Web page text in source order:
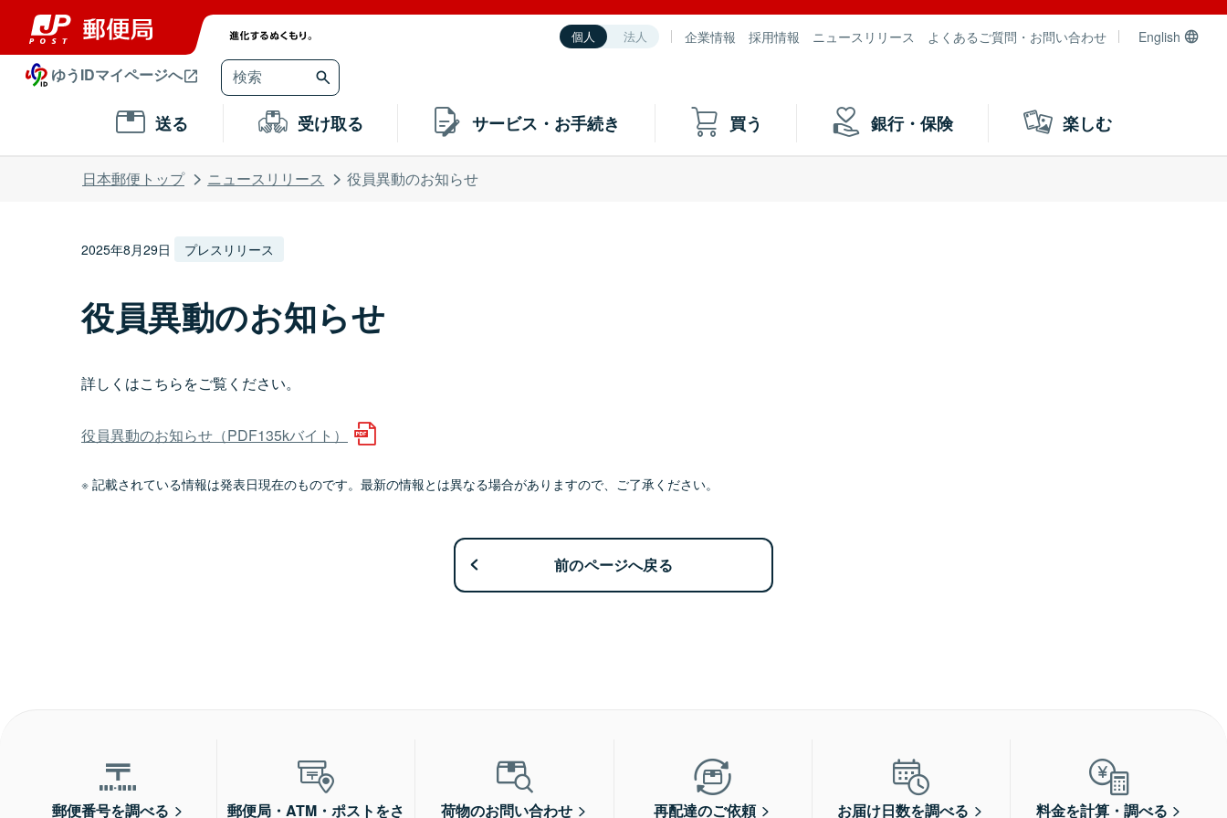
個人 法人 企業情報 採用情報 ニュースリリース よくあるご質問・お問い合わせ English
ゆうIDマイページへ
送る 受け取る サービス・お手続き 買う 銀行・保険 楽しむ
日本郵便トップ ニュースリリース 役員異動のお知らせ
2025年8月29日 プレスリリース
役員異動のお知らせ
詳しくはこちらをご覧ください。
役員異動のお知らせ（PDF135kバイト）
記載されている情報は発表日現在のものです。最新の情報とは異なる場合がありますので、ご了承ください。
前のページへ戻る
郵便番号を調べる 郵便局・ATM・ポストをさ 荷物のお問い合わせ 再配達のご依頼 お届け日数を調べる 料金を計算・調べる